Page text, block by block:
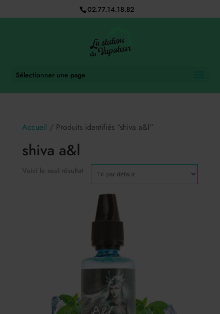
02.77.14.18.82
Sélectionner une page
Accueil / Produits identifiés “shiva a&l”
shiva a&l
Voici le seul résultat